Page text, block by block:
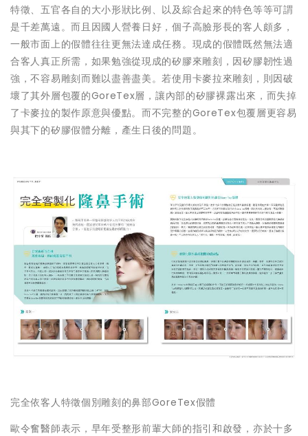
特徵、五官各自的大小形狀比例、以及綜合起來的特色等等可謂
是千差萬遠。而且因國人營養日好，個子高臉形長的客人頗多，
一般市面上的假體往往更無法達成任務。現成的假體既然無法適
合客人真正所需，如果勉強從現成的矽膠來雕刻，因矽膠韌性過
強，不容易雕刻而難以盡善盡美。若使用卡麥拉來雕刻，則因破
壞了其外層包覆的GoreTex層，讓內部的矽膠裸露出來，而失掉
了卡麥拉的製作原意與優點。而不完整的GoreTex包覆層更容易
與其下的矽膠假體分離，產生日後的問題。
完全依客人特徵個別雕刻的鼻部GoreTex假體
歐令奮醫師表示，早年受整形前輩大師的指引和啟發，亦於十多